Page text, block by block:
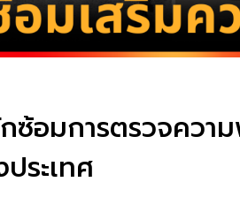
ซ้อมการตรวจควา
ระเทศ